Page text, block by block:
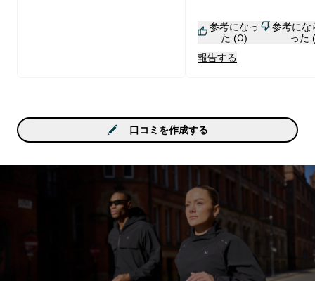
油系の味が一番おいしい
ます。 かなり噛むので食
ありますし、ただ納豆ご
参考になっ
た (0)
参考にな
った
報告する
口コミを作成する